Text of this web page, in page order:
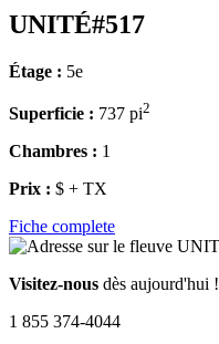
UNITÉ#517
Étage : 5e
Superficie : 737 pi2
Chambres : 1
Prix : $ + TX
Fiche complete
Visitez-nous dès aujourd'hui !
1 855 374-4044